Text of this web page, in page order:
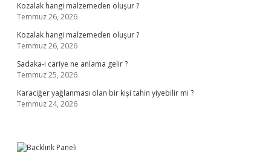
Kozalak hangi malzemeden oluşur ?
Temmuz 26, 2026
Kozalak hangi malzemeden oluşur ?
Temmuz 26, 2026
Sadaka-i cariye ne anlama gelir ?
Temmuz 25, 2026
Karaciğer yağlanması olan bir kişi tahin yiyebilir mi ?
Temmuz 24, 2026